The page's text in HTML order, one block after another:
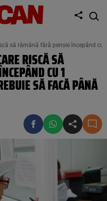
să rămână fără pensie începând
RISCĂ SĂ
CU 1
SĂ FACĂ PÂNĂ